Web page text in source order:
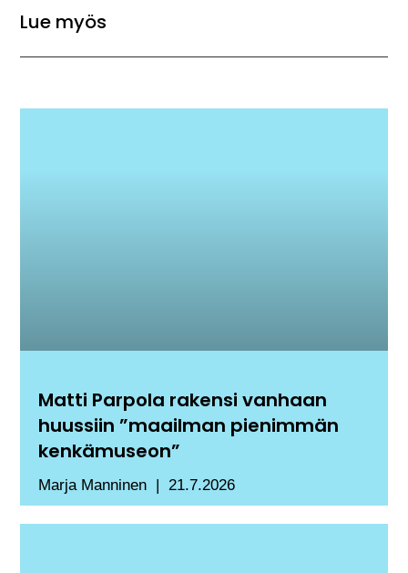
Lue myös
Matti Parpola rakensi vanhaan
huussiin ”maailman pienimmän
kenkämuseon”
Marja Manninen 21.7.2026